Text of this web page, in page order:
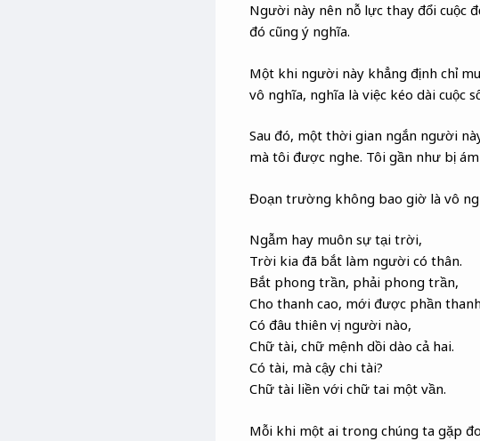
Người này nên nỗ lực thay đổi cuộc
đó cũng ý nghĩa.
Một khi người này khẳng định chỉ
vô nghĩa, nghĩa là việc kéo dài cuộc
Sau đó, một thời gian ngắn người
mà tôi được nghe. Tôi gần như bị
Đoạn trường không bao giờ là vô
Ngẫm hay muôn sự tại trời,
Trời kia đã bắt làm người có thân.
Bắt phong trần, phải phong trần,
Cho thanh cao, mới được phần
Có đâu thiên vị người nào,
Chữ tài, chữ mệnh dồi dào cả hai.
Có tài, mà cậy chi tài?
Chữ tài liền với chữ tai một vần.
Mỗi khi một ai trong chúng ta gặp